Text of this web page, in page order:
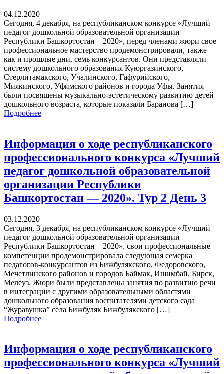
04.12.2020
Сегодня, 4 декабря, на республиканском конкурсе «Лучший
педагог дошкольной образовательной организации
Республики Башкортостан – 2020», перед членами жюри свое
профессиональное мастерство продемонстрировали, также
как и прошлые дни, семь конкурсантов. Они представляли
систему дошкольного образования Куюргазинского,
Стерлитамакского, Учалинского, Гафурийского,
Миякинского, Уфимского районов и города Уфы. Занятия
были посвящены музыкально-эстетическому развитию детей
дошкольного возраста, которые показали Баранова […]
Подробнее
Информация о ходе республиканского
профессионального конкурса «Лучший
педагог дошкольной образовательной
организации Республики
Башкортостан — 2020». Тур 2 День 3
03.12.2020
Сегодня, 3 декабря, на республиканском конкурсе «Лучший
педагог дошкольной образовательной организации
Республики Башкортостан – 2020», свои профессиональные
компетенции продемонстрировала следующая семерка
педагогов-конкурсантов из Бижбулякского, Федоровского,
Мечетлинского районов и городов Баймак, Ишимбай, Бирск,
Мелеуз. Жюри были представлены занятия по развитию речи
в интеграции с другими образовательными областями
дошкольного образования воспитателями детского сада
“Журавушка” села Бижбуляк Бижбулякского […]
Подробнее
Информация о ходе республиканского
профессионального конкурса «Лучший